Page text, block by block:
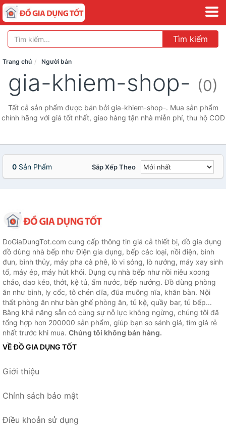
Tìm kiếm
Trang chủ Người bán
gia-khiem-shop- (0)
Tất cả sản phẩm được bán bởi gia-khiem-shop-. Mua sản phẩm
chính hãng với giá tốt nhất, giao hàng tận nhà miễn phí, thu hộ COD
0 Sản Phẩm Sắp Xếp Theo
DoGiaDungTot.com cung cấp thông tin giá cả thiết bị, đồ gia dụng
đồ dùng nhà bếp như Điện gia dụng, bếp các loại, nồi điện, bình
đun, bình thủy, máy pha cà phê, lò vi sóng, lò nướng, máy xay sinh
tố, máy ép, máy hút khói. Dụng cụ nhà bếp như nồi niêu xoong
chảo, dao kéo, thớt, kệ tủ, ấm nước, bếp nướng. Đồ dùng phòng
ăn như bình, ly cốc, tô chén dĩa, đũa muỗng nĩa, khăn bàn. Nội
thất phòng ăn như bàn ghế phòng ăn, tủ kệ, quầy bar, tủ bếp...
Bằng khả năng sẵn có cùng sự nỗ lực không ngừng, chúng tôi đã
tổng hợp hơn 200000 sản phẩm, giúp bạn so sánh giá, tìm giá rẻ
nhất trước khi mua. Chúng tôi không bán hàng.
VỀ ĐỒ GIA DỤNG TỐT
Giới thiệu
Chính sách bảo mật
Điều khoản sử dụng